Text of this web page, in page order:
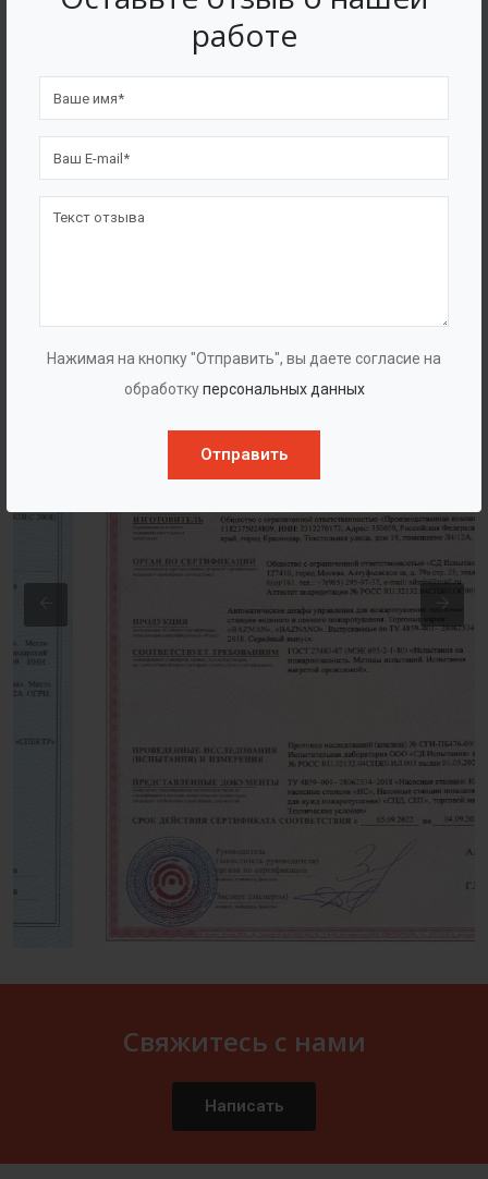
работе
Нажимая на кнопку "Отправить", вы даете согласие на
обработкуперсональных данных
Отправить
Счастливых клиентов
Сертификаты
Свяжитесь с нами
Написать